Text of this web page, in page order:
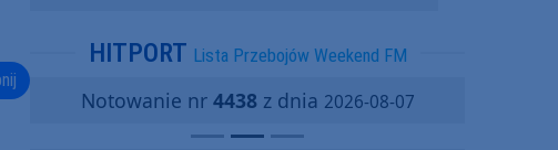
informuje o
i ofertach
najmu
SPC, WPC i
kamienny
HITPORT Lista Przebojów Weekend FM
Notowanie nr 4438z dnia 2026-08-07